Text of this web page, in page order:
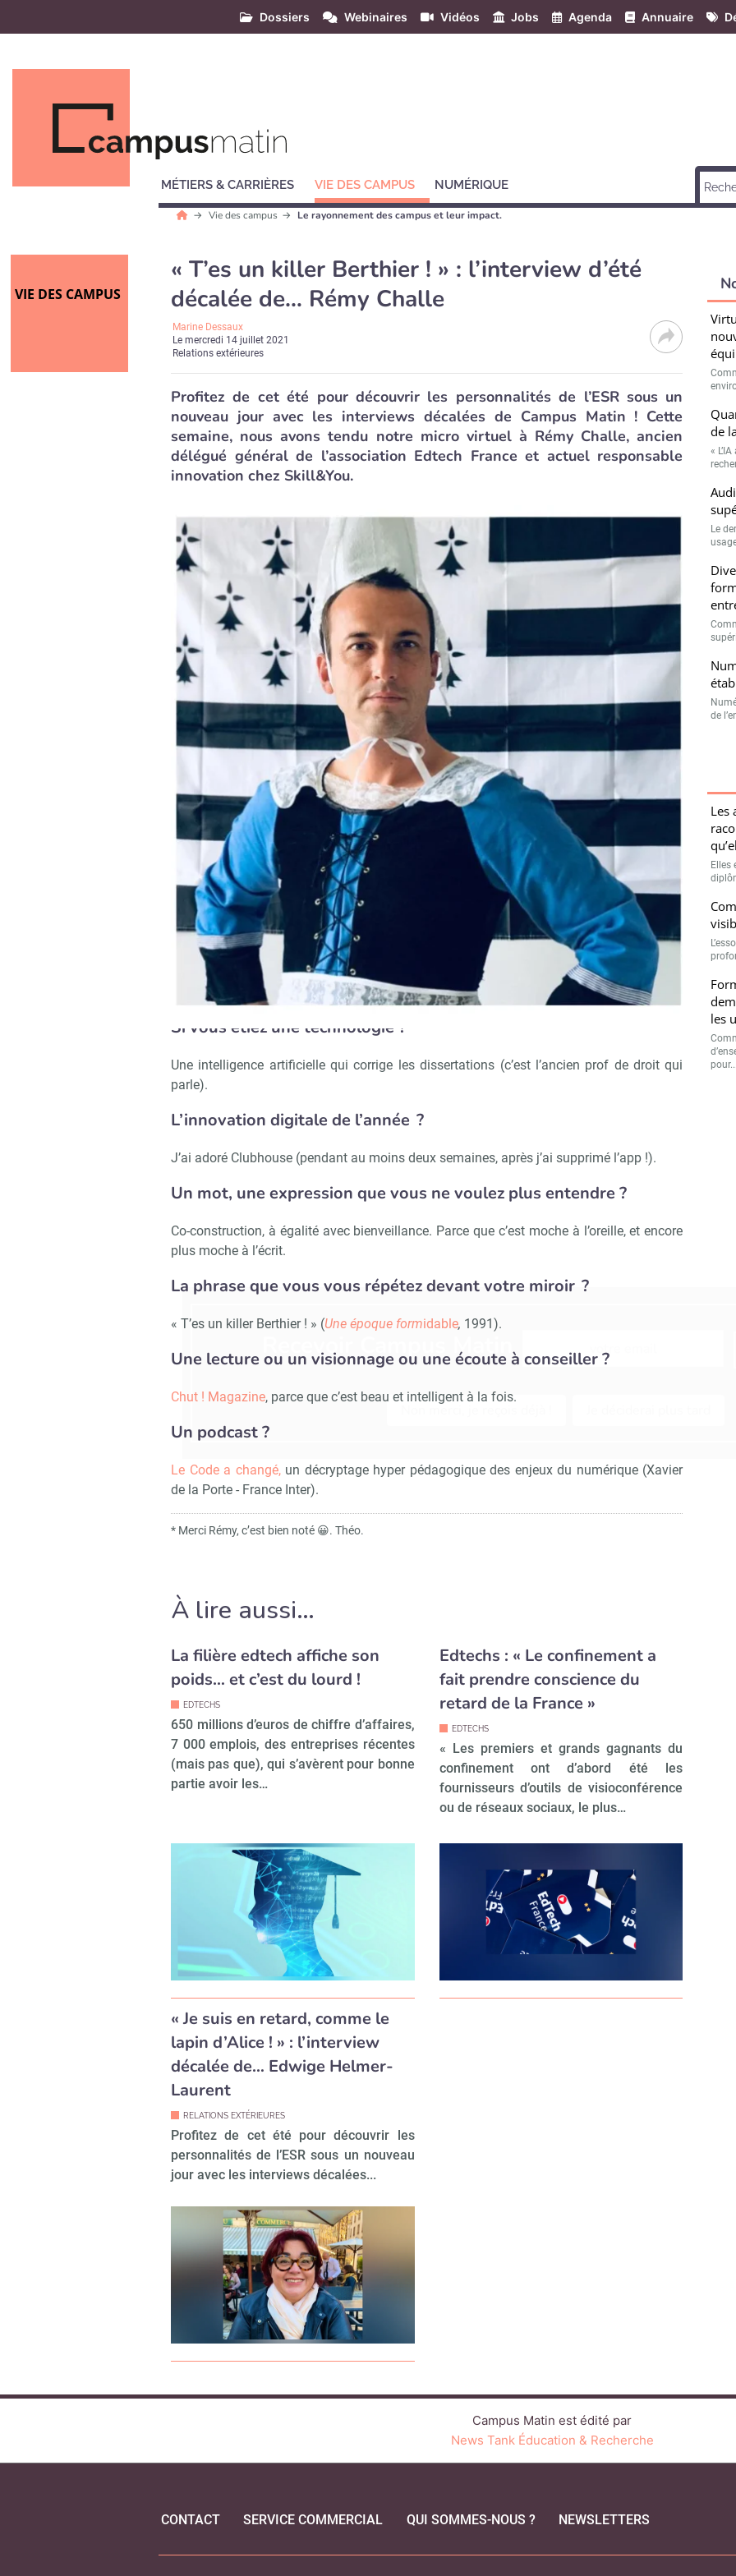
Dossiers Webinaires Vidéos Jobs Agenda Annuaire
MÉTIERS & CARRIÈRES VIE DES CAMPUS NUMÉRIQUE
Vie des campus Le rayonnement des campus et leur impact.
VIE DES CAMPUS
« T’es un killer Berthier ! » : l’interview d’été
décalée de… Rémy Challe
Marine Dessaux
Lemercredi 14 juillet 2021
Relations extérieures
Profitez de cet été pour découvrir les personnalités de l’ESR sous un
nouveau jour avec les interviews décalées de Campus Matin ! Cette
semaine, nous avons tendu notre micro virtuel à Rémy Challe, ancien
délégué général de l’association Edtech France et actuel responsable
innovation chez Skill&You.
En été comme en hiver, la Bretagne, Rémy Challe, ça le gagne - © Remy Challe
Campus Matin : Une personnalité inspirante (de l’ESR ou
non) pour vous ?
Rémy Challe :Théo Haberbusch, le directeur des rédactions de Campus Matin et News
Tank Éducation et Recherche (j’ai toujours été un gros fayot)*.
Si vous étiez un établissement, vous seriez ?
L’école du rire.
Si vous étiez une technologie ?
Une intelligence artificielle qui corrige les dissertations (c’est l’ancien prof de droit qui
parle).
L’innovation digitale de l’année ?
J’ai adoré Clubhouse (pendant au moins deux semaines, après j’ai supprimé l’app !).
Un mot, une expression que vous ne voulez plus entendre ?
Co-construction, à égalité avec bienveillance. Parce que c’est moche à l’oreille, et encore
plus moche à l’écrit.
La phrase que vous vous répétez devant votre miroir ?
« T’es un killer Berthier ! » (Une époque formidable, 1991).
Une lecture ou un visionnage ou une écoute à conseiller ?
Chut ! Magazine, parce que c’est beau et intelligent à la fois.
Un podcast ?
Le Code a changé,un décryptage hyper pédagogique des enjeux du numérique (Xavier
de la Porte - France Inter).
* Merci Rémy, c’est bien noté 😀. Théo.
À lire aussi…
La filière edtech affiche son
poids… et c’est du lourd !
EDTECHS
650 millions d’euros de chiffre d’affaires,
7 000 emplois, des entreprises récentes
(mais pas que), qui s’avèrent pour bonne
partie avoir les…
Edtechs : « Le confinement a
fait prendre conscience du
retard de la France »
EDTECHS
« Les premiers et grands gagnants du
confinement ont d’abord été les
fournisseurs d’outils de visioconférence
ou de réseaux sociaux, le plus…
« Je suis en retard, comme le
lapin d’Alice ! » : l’interview
décalée de… Edwige Helmer-
Laurent
RELATIONS EXTÉRIEURES
Profitez de cet été pour découvrir les
personnalités de l’ESR sous un nouveau
jour avec les interviews décalées...
de
«
Le
de
Les
Elles
les
pour...
Recevoir Campus Matin
Non merci, je reçois déjà !
Campus Matin est édité par
News Tank Éducation & Recherche
CONTACT SERVICE COMMERCIAL QUI SOMMES-NOUS ? NEWSLETTERS